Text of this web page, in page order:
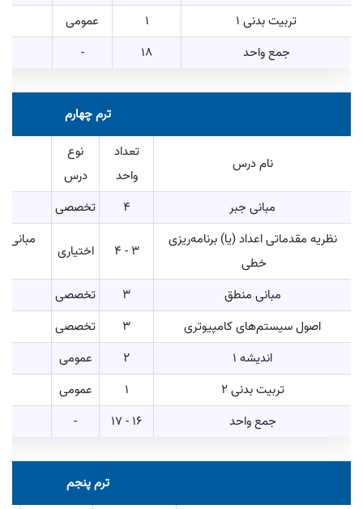
تربیت بدنی 1
1
عمومی
جمع واحد
18
-
ترم چهارم
نام درس
تعداد
واحد
نوع
درس
مبانی جبر
4
تخصصی
نظریه مقدماتی اعداد (یا) برنامه‌ریزی
خطی
3 - 4 اختیاری
مبانی
مبانی منطق 3
تخصصی
اصول سیستم‌های کامپیوتری
3
تخصصی
اندیشه 1
2
عمومی
تربیت بدنی 2
1
عمومی
جمع واحد
16 - 17
-
ترم پنجم